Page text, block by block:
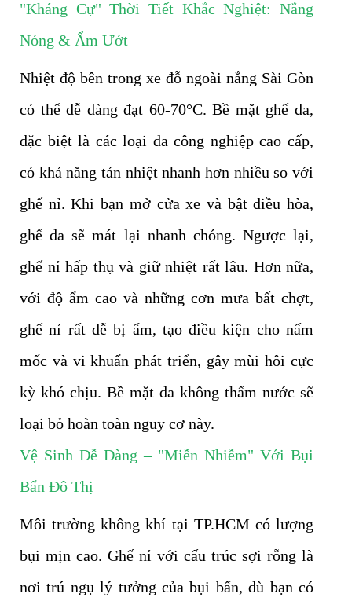
"Kháng Cự" Thời Tiết Khắc Nghiệt: Nắng
Nóng & Ẩm Ướt
Nhiệt độ bên trong xe đỗ ngoài nắng Sài Gòn
có thể dễ dàng đạt 60-70°C. Bề mặt ghế da,
đặc biệt là các loại da công nghiệp cao cấp,
có khả năng tản nhiệt nhanh hơn nhiều so với
ghế nỉ. Khi bạn mở cửa xe và bật điều hòa,
ghế da sẽ mát lại nhanh chóng. Ngược lại,
ghế nỉ hấp thụ và giữ nhiệt rất lâu. Hơn nữa,
với độ ẩm cao và những cơn mưa bất chợt,
ghế nỉ rất dễ bị ẩm, tạo điều kiện cho nấm
mốc và vi khuẩn phát triển, gây mùi hôi cực
kỳ khó chịu. Bề mặt da không thấm nước sẽ
loại bỏ hoàn toàn nguy cơ này.
Vệ Sinh Dễ Dàng – "Miễn Nhiễm" Với Bụi
Bẩn Đô Thị
Môi trường không khí tại TP.HCM có lượng
bụi mịn cao. Ghế nỉ với cấu trúc sợi rỗng là
nơi trú ngụ lý tưởng của bụi bẩn, dù bạn có